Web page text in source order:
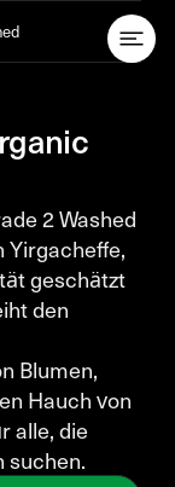
2 Washed
Yirgacheffe,
geschätzt
den
Blumen,
Hauch von
alle, die
suchen.